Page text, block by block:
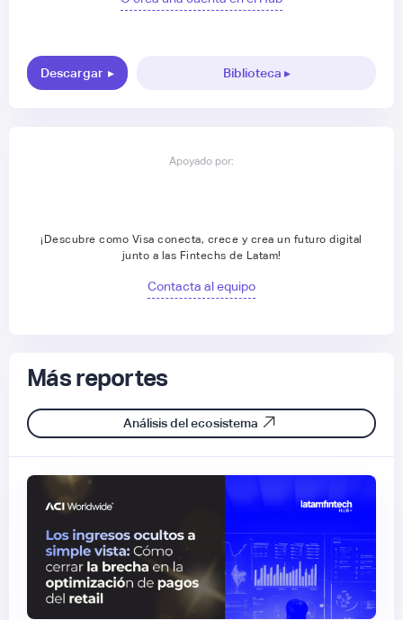
Descargar ▸ Biblioteca ▸
Apoyado por:
¡Descubre como Visa conecta, crece y crea un futuro digital
junto a las Fintechs de Latam!
Contacta al equipo
Más reportes
Análisis del ecosistema